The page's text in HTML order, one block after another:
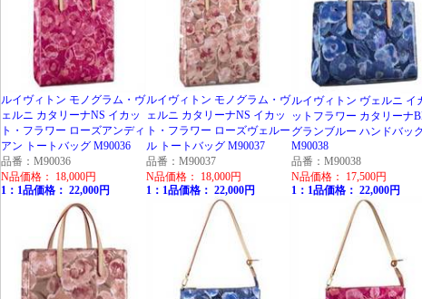
ルイヴィトン モノグラム・ヴ
ェルニ カタリーナNS イカッ
ト・フラワー ローズアンディ
アン トートバッグ M90036
ルイヴィトン モノグラム・ヴ
ェルニ カタリーナNS イカッ
ト・フラワー ローズヴェルー
ル トートバッグ M90037
ルイヴィトン ヴェルニ イ
ットフラワー カタリーナ
グランブルー ハンドバッ
M90038
品番：M90036
N品価格： 18,000円
1：1品価格： 22,000円
品番：M90037
N品価格： 18,000円
1：1品価格： 22,000円
品番：M90038
N品価格： 17,500円
1：1品価格： 22,000円